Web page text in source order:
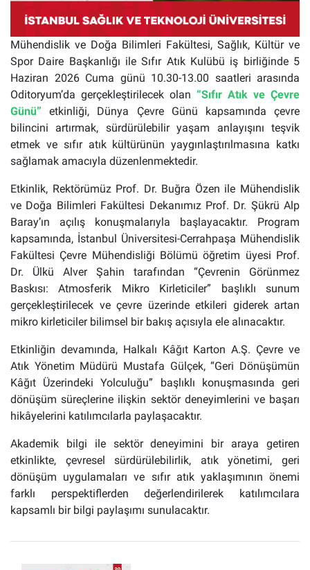
Mühendislik ve Doğa Bilimleri Fakültesi, Sağlık, Kültür ve
Spor Daire Başkanlığı ile Sıfır Atık Kulübü iş birliğinde 5
Haziran 2026 Cuma günü 10.30-13.00 saatleri arasında
Oditoryum’da gerçekleştirilecek olan “Sıfır Atık ve Çevre
Günü”etkinliği, Dünya Çevre Günü kapsamında çevre
bilincini artırmak, sürdürülebilir yaşam anlayışını teşvik
etmek ve sıfır atık kültürünün yaygınlaştırılmasına katkı
sağlamak amacıyla düzenlenmektedir.
Etkinlik, Rektörümüz Prof. Dr. Buğra Özen ile Mühendislik
ve Doğa Bilimleri Fakültesi Dekanımız Prof. Dr. Şükrü Alp
Baray’ın açılış konuşmalarıyla başlayacaktır. Program
kapsamında, İstanbul Üniversitesi-Cerrahpaşa Mühendislik
Fakültesi Çevre Mühendisliği Bölümü öğretim üyesi Prof.
Dr. Ülkü Alver Şahin tarafından “Çevrenin Görünmez
Baskısı: Atmosferik Mikro Kirleticiler” başlıklı sunum
gerçekleştirilecek ve çevre üzerinde etkileri giderek artan
mikro kirleticiler bilimsel bir bakış açısıyla ele alınacaktır.
Etkinliğin devamında, Halkalı Kâğıt Karton A.Ş. Çevre ve
Atık Yönetim Müdürü Mustafa Gülçek, “Geri Dönüşümün
Kâğıt Üzerindeki Yolculuğu” başlıklı konuşmasında geri
dönüşüm süreçlerine ilişkin sektör deneyimlerini ve başarı
hikâyelerini katılımcılarla paylaşacaktır.
Akademik bilgi ile sektör deneyimini bir araya getiren
etkinlikte, çevresel sürdürülebilirlik, atık yönetimi, geri
dönüşüm uygulamaları ve sıfır atık yaklaşımının önemi
farklı perspektiflerden değerlendirilerek katılımcılara
kapsamlı bir bilgi paylaşımı sunulacaktır.